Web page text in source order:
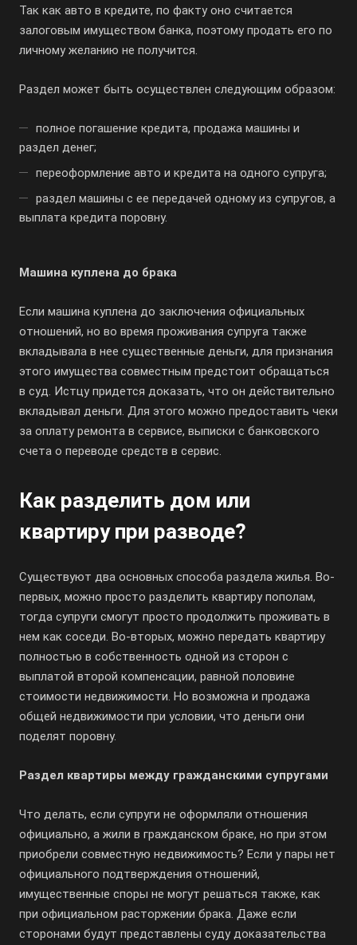
Так как авто в кредите, по факту оно считается
залоговым имуществом банка, поэтому продать его по
личному желанию не получится.
Раздел может быть осуществлен следующим образом:
полное погашение кредита, продажа машины и
раздел денег;
переоформление авто и кредита на одного супруга;
раздел машины с ее передачей одному из супругов, а
выплата кредита поровну.
Машина куплена до брака
Если машина куплена до заключения официальных
отношений, но во время проживания супруга также
вкладывала в нее существенные деньги, для признания
этого имущества совместным предстоит обращаться
в суд. Истцу придется доказать, что он действительно
вкладывал деньги. Для этого можно предоставить чеки
за оплату ремонта в сервисе, выписки с банковского
счета о переводе средств в сервис.
Как разделить дом или
квартиру при разводе?
Существуют два основных способа раздела жилья. Во-
первых, можно просто разделить квартиру пополам,
тогда супруги смогут просто продолжить проживать в
нем как соседи. Во-вторых, можно передать квартиру
полностью в собственность одной из сторон с
выплатой второй компенсации, равной половине
стоимости недвижимости. Но возможна и продажа
общей недвижимости при условии, что деньги они
поделят поровну.
Раздел квартиры между гражданскими супругами
Что делать, если супруги не оформляли отношения
официально, а жили в гражданском браке, но при этом
приобрели совместную недвижимость? Если у пары нет
официального подтверждения отношений,
имущественные споры не могут решаться также, как
при официальном расторжении брака. Даже если
сторонами будут представлены суду доказательства